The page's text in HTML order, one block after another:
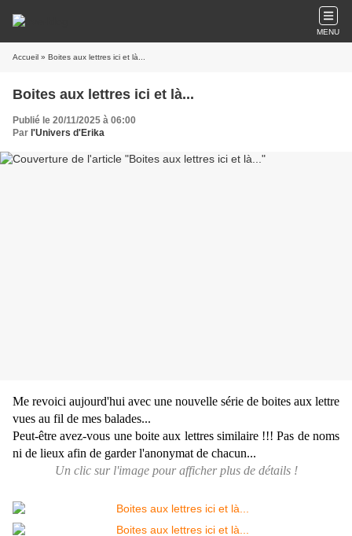
MENU
Accueil » Boites aux lettres ici et là...
Boites aux lettres ici et là...
Publié le 20/11/2025 à 06:00
Par l'Univers d'Erika
Me revoici aujourd'hui avec une nouvelle série de boites aux lettre
vues au fil de mes balades...
Peut-être avez-vous une boite aux lettres similaire !!! Pas de noms
ni de lieux afin de garder l'anonymat de chacun...
Un clic sur l'image pour afficher plus de détails !